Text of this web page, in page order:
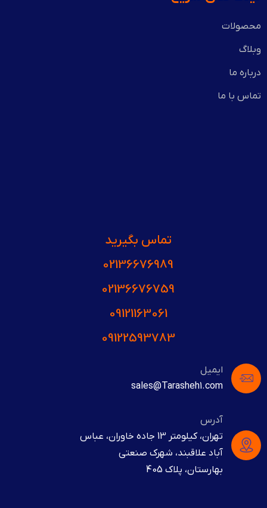
محصولات
وبلاگ
درباره ما
تماس با ما
تماس بگیرید
02136676989
02136676759
09121163061
09122593783
sales@Tarasheh1.com
ایمیل
تهران، کیلومتر 13 جاده خاوران، عباس
آباد علاقبند، شهرک صنعتی
بهارستان، پلاک 405
آدرس